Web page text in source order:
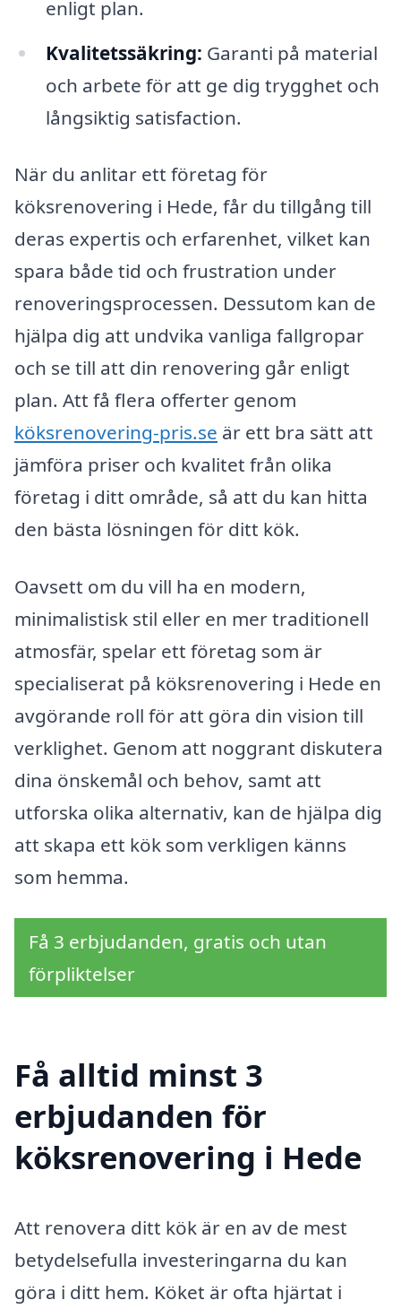
enligt plan.
Kvalitetssäkring: Garanti på material
och arbete för att ge dig trygghet och
långsiktig satisfaction.
När du anlitar ett företag för
köksrenovering i Hede, får du tillgång till
deras expertis och erfarenhet, vilket kan
spara både tid och frustration under
renoveringsprocessen. Dessutom kan de
hjälpa dig att undvika vanliga fallgropar
och se till att din renovering går enligt
plan. Att få flera offerter genom
köksrenovering-pris.se är ett bra sätt att
jämföra priser och kvalitet från olika
företag i ditt område, så att du kan hitta
den bästa lösningen för ditt kök.
Oavsett om du vill ha en modern,
minimalistisk stil eller en mer traditionell
atmosfär, spelar ett företag som är
specialiserat på köksrenovering i Hede en
avgörande roll för att göra din vision till
verklighet. Genom att noggrant diskutera
dina önskemål och behov, samt att
utforska olika alternativ, kan de hjälpa dig
att skapa ett kök som verkligen känns
som hemma.
Få 3 erbjudanden, gratis och utan
förpliktelser
Få alltid minst 3
erbjudanden för
köksrenovering i Hede
Att renovera ditt kök är en av de mest
betydelsefulla investeringarna du kan
göra i ditt hem. Köket är ofta hjärtat i